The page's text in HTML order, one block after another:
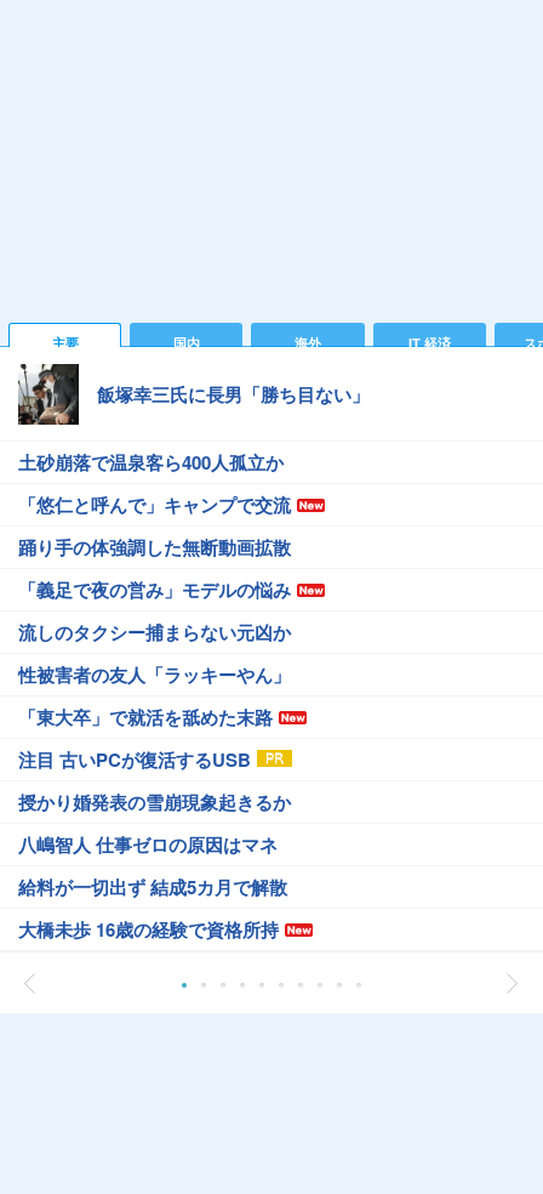
主要 国内 海外 IT 経済 ス
飯塚幸三氏に長男「勝ち目ない」
土砂崩落で温泉客ら400人孤立か
「悠仁と呼んで」キャンプで交流
踊り手の体強調した無断動画拡散
「義足で夜の営み」モデルの悩み
流しのタクシー捕まらない元凶か
性被害者の友人「ラッキーやん」
「東大卒」で就活を舐めた末路
注目 古いPCが復活するUSB
授かり婚発表の雪崩現象起きるか
八嶋智人 仕事ゼロの原因はマネ
給料が一切出ず 結成5カ月で解散
大橋未歩 16歳の経験で資格所持